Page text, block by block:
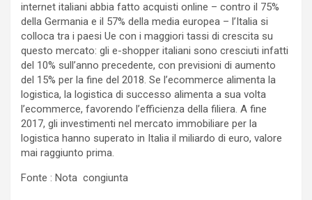
internet italiani abbia fatto acquisti online – contro il 75%
della Germania e il 57% della media europea – l’Italia si
colloca tra i paesi Ue con i maggiori tassi di crescita su
questo mercato: gli e-shopper italiani sono cresciuti infatti
del 10% sull’anno precedente, con previsioni di aumento
del 15% per la fine del 2018. Se l’ecommerce alimenta la
logistica, la logistica di successo alimenta a sua volta
l’ecommerce, favorendo l’efficienza della filiera. A fine
2017, gli investimenti nel mercato immobiliare per la
logistica hanno superato in Italia il miliardo di euro, valore
mai raggiunto prima.
Fonte : Nota congiunta